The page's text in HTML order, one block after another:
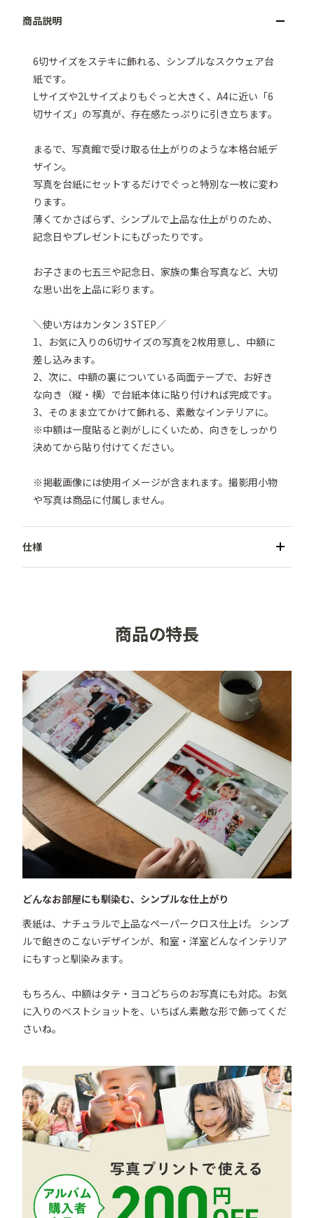
6切サイズをステキに飾れる、シンプルなスクウェア台
紙です。
Lサイズや2Lサイズよりもぐっと大きく、A4に近い「6
切サイズ」の写真が、存在感たっぷりに引き立ちます。
まるで、写真館で受け取る仕上がりのような本格台紙デ
ザイン。
写真を台紙にセットするだけでぐっと特別な一枚に変わ
ります。
薄くてかさばらず、シンプルで上品な仕上がりのため、
記念日やプレゼントにもぴったりです。
お子さまの七五三や記念日、家族の集合写真など、大切
な思い出を上品に彩ります。
＼使い方はカンタン 3 STEP／
1、お気に入りの6切サイズの写真を2枚用意し、中額に
差し込みます。
2、次に、中額の裏についている両面テープで、お好き
な向き（縦・横）で台紙本体に貼り付ければ完成です。
3、そのまま立てかけて飾れる、素敵なインテリアに。
※中額は一度貼ると剥がしにくいため、向きをしっかり
決めてから貼り付けてください。
※掲載画像には使用イメージが含まれます。撮影用小物
や写真は商品に付属しません。
●仕様／二つ折り、タテヨコ兼用
●表紙厚／約2.5mm
●本体外寸／約W315×H315×D5.5mm
●中額中抜き寸法／約W170×H230mm（縦向きの場
合) *横の場合は約W230×H170mm
●表紙材質／ペーパークロス（非塩ビ製）
●付属品／中額2枚
商品の特長
どんなお部屋にも馴染む、シンプルな仕上がり
表紙は、ナチュラルで上品なペーパークロス仕上げ。 シンプ
ルで飽きのこないデザインが、和室・洋室どんなインテリア
にもすっと馴染みます。
もちろん、中額はタテ・ヨコどちらのお写真にも対応。お気
に入りのベストショットを、いちばん素敵な形で飾ってくだ
さいね。